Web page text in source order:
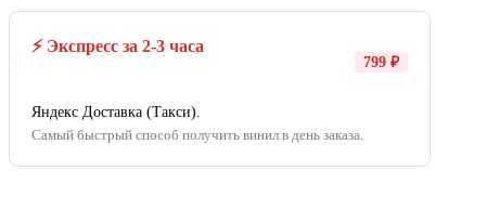
⚡ Экспресс за 2-3 часа
799 ₽
Яндекс Доставка (Такси).
Самый быстрый способ получить винил в день заказа.